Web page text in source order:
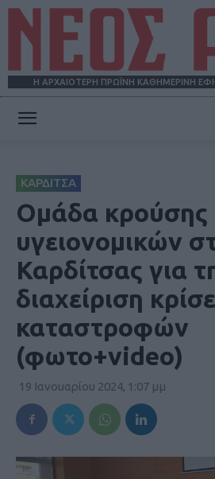
Η ΑΡΧΑΙΟΤΕΡΗ ΠΡΩΪΝΗ ΚΑΘΗΜΕΡΙΝΗ
ΚΑΡΔΙΤΣΑ
Ομάδα κρούσης
υγειονομικών
Καρδίτσας για
διαχείριση
καταστροφών
(φωτο+video)
19 Ιανουαρίου 2024, 1:07 μμ